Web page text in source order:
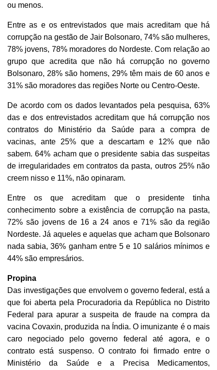
ou menos.
Entre as e os entrevistados que mais acreditam que há
corrupção na gestão de Jair Bolsonaro, 74% são mulheres,
78% jovens, 78% moradores do Nordeste. Com relação ao
grupo que acredita que não há corrupção no governo
Bolsonaro, 28% são homens, 29% têm mais de 60 anos e
31% são moradores das regiões Norte ou Centro-Oeste.
De acordo com os dados levantados pela pesquisa, 63%
das e dos entrevistados acreditam que há corrupção nos
contratos do Ministério da Saúde para a compra de
vacinas, ante 25% que a descartam e 12% que não
sabem. 64% acham que o presidente sabia das suspeitas
de irregularidades em contratos da pasta, outros 25% não
creem nisso e 11%, não opinaram.
Entre os que acreditam que o presidente tinha
conhecimento sobre a existência de corrupção na pasta,
72% são jovens de 16 a 24 anos e 71% são da região
Nordeste. Já aqueles e aquelas que acham que Bolsonaro
nada sabia, 36% ganham entre 5 e 10 salários mínimos e
44% são empresários.
Propina
Das investigações que envolvem o governo federal, está a
que foi aberta pela Procuradoria da República no Distrito
Federal para apurar a suspeita de fraude na compra da
vacina Covaxin, produzida na Índia. O imunizante é o mais
caro negociado pelo governo federal até agora, e o
contrato está suspenso. O contrato foi firmado entre o
Ministério da Saúde e a Precisa Medicamentos,